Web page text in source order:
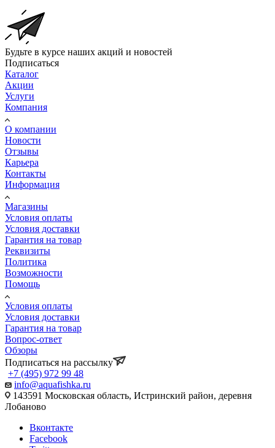
Будьте в курсе наших акций и новостей
Подписаться
Каталог
Акции
Услуги
Компания
О компании
Новости
Отзывы
Карьера
Контакты
Информация
Магазины
Условия оплаты
Условия доставки
Гарантия на товар
Реквизиты
Политика
Возможности
Помощь
Условия оплаты
Условия доставки
Гарантия на товар
Вопрос-ответ
Обзоры
Подписаться на рассылку
+7 (495) 972 99 48
info@aquafishka.ru
143591 Московская область, Истринский район, деревня
Лобаново
Вконтакте
Facebook